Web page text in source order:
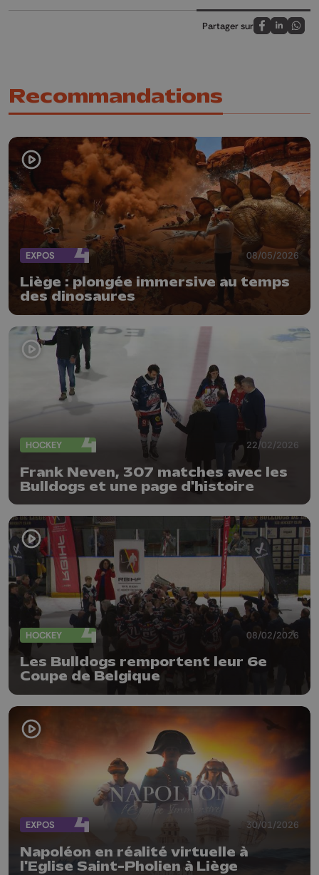
Partager sur
Partagez sur
Partagez
Recommandations
EXPOS 08/05/2026
Liège : plongée immersive au temps
des dinosaures
HOCKEY 22/02/2026
Frank Neven, 307 matches avec les
Bulldogs et une page d'histoire
HOCKEY 08/02/2026
Les Bulldogs remportent leur 6e
Coupe de Belgique
EXPOS 30/01/2026
Napoléon en réalité virtuelle à
l'Eglise Saint-Pholien à Liège